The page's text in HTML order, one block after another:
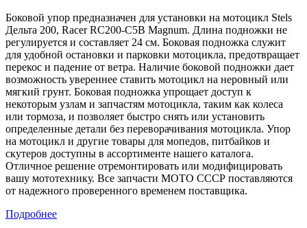
Боковой упор предназначен для установки на мотоцикл Stels
Дельта 200, Racer RC200-C5B Magnum. Длина подножки не
регулируется и составляет 24 см. Боковая подножка служит
для удобной остановки и парковки мотоцикла, предотвращает
перекос и падение от ветра. Наличие боковой подножки дает
возможность увереннее ставить мотоцикл на неровный или
мягкий грунт. Боковая подножка упрощает доступ к
некоторым узлам и запчастям мотоцикла, таким как колеса
или тормоза, и позволяет быстро снять или установить
определенные детали без переворачивания мотоцикла. Упор
на мотоцикл и другие товары для мопедов, питбайков и
скутеров доступны в ассортименте нашего каталога.
Отличное решение отремонтировать или модифицировать
вашу мототехнику. Все запчасти МОТО СССР поставляются
от надежного проверенного временем поставщика.
Подробнее